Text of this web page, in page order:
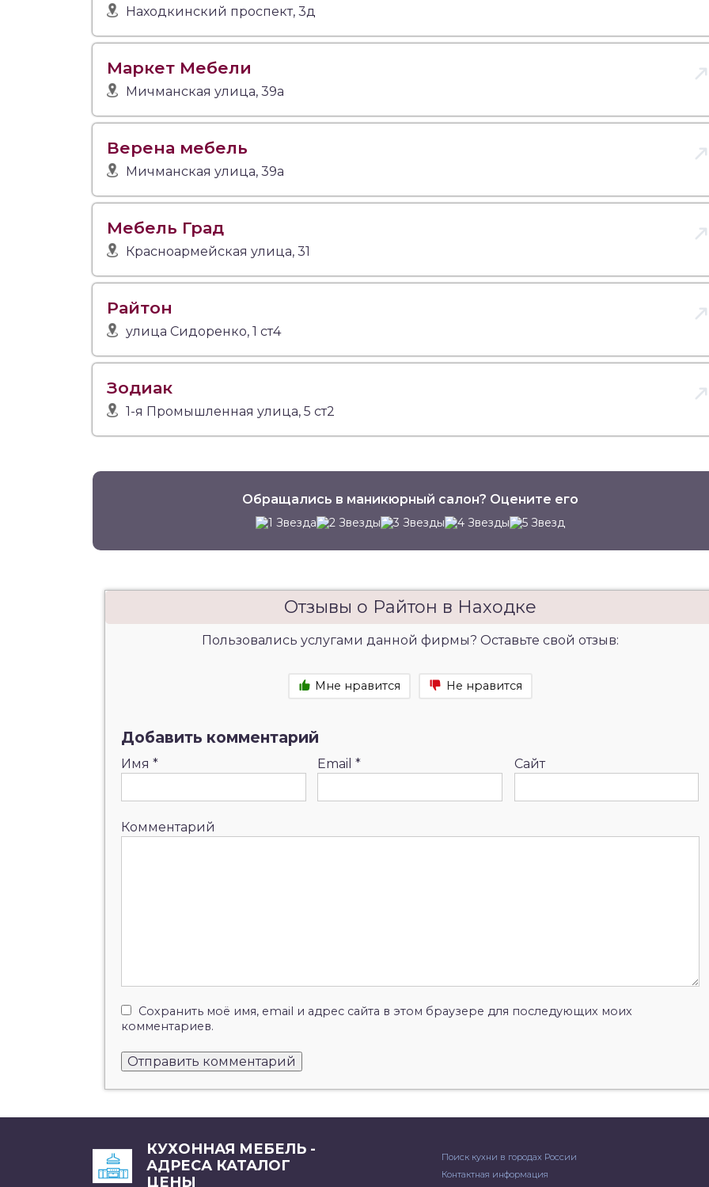
Находкинский проспект, 3д
Маркет Мебели
Мичманская улица, 39а
Верена мебель
Мичманская улица, 39а
Мебель Град
Красноармейская улица, 31
Райтон
улица Сидоренко, 1 ст4
Зодиак
1-я Промышленная улица, 5 ст2
Обращались в маникюрный салон? Оцените его
Отзывы о Райтон в Находке
Пользовались услугами данной фирмы? Оставьте свой отзыв:
Мне нравится Не нравится
Добавить комментарий
Имя * Email* Сайт
Комментарий
Сохранить моё имя, email и адрес сайта в этом браузере для последующих моих
комментариев.
КУХОННАЯ МЕБЕЛЬ -
АДРЕСА КАТАЛОГ
ЦЕНЫ
Поиск кухни в городах России
Контактная информация